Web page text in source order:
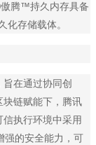
腾™持久内存具备
化存储载体。
在通过协同创
块链赋能下，腾讯
执行环境中采用
强的安全能力，可